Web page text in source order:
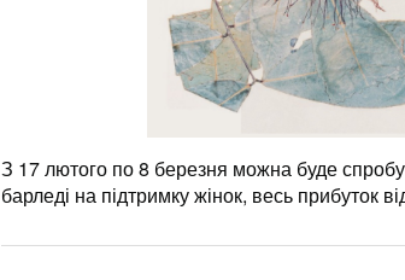
З 17 лютого по 8 березня можна буде
барледі на підтримку жінок, весь прибуток